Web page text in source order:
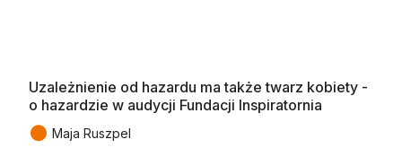
Uzależnienie od hazardu ma także twarz kobiety -
o hazardzie w audycji Fundacji Inspiratornia
● Maja Ruszpel